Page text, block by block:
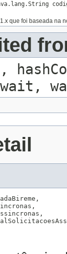
que foi baseada na